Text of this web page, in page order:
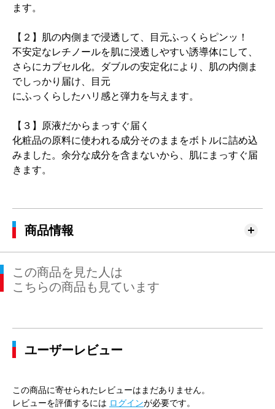
ます。
【２】肌の内側まで浸透して、目元ふっくらピンッ！
不安定なレチノールを肌に浸透しやすい誘導体にして、
さらにカプセル化。ダブルの安定化により、肌の内側ま
でしっかり届け、目元
にふっくらしたハリ感と弾力を与えます。
【３】原液だからまっすぐ届く
化粧品の原料に使われる成分そのままをボトルに詰め込
みました。余分な成分を含まないから、肌にまっすぐ届
きます。
商品情報
この商品を見た人は
こちらの商品も見ています
ユーザーレビュー
この商品に寄せられたレビューはまだありません。
レビューを評価するには ログインが必要です。